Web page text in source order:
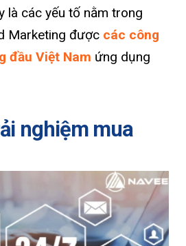
là các yếu tố nằm trong
Marketing được các công
đầu Việt Nam ứng dụng
nghiệm mua